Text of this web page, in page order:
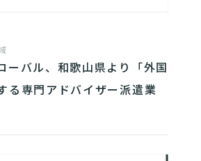
ーバル、和歌山県より「外国
る専門アドバイザー派遣業